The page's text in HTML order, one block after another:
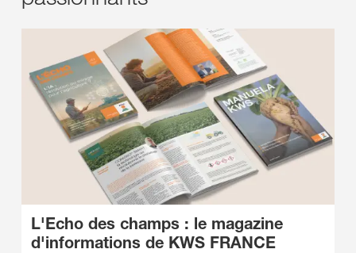
L'Echo des champs : le magazine
d'informations de KWS FRANCE